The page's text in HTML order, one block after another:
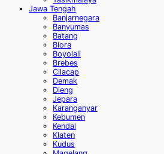
Jawa Tengah
Banjarnegara
Banyumas
Batang
Blora
Boyolali
Brebes
Cilacap
Demak
Dieng
Jepara
Karanganyar
Kebumen
Kendal
Klaten
Kudus